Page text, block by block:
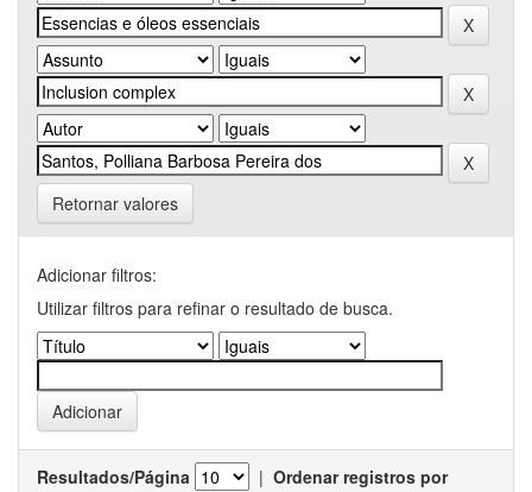
Retornar valores
Adicionar filtros:
Utilizar filtros para refinar o resultado de busca.
Resultados/Página | Ordenar registros por